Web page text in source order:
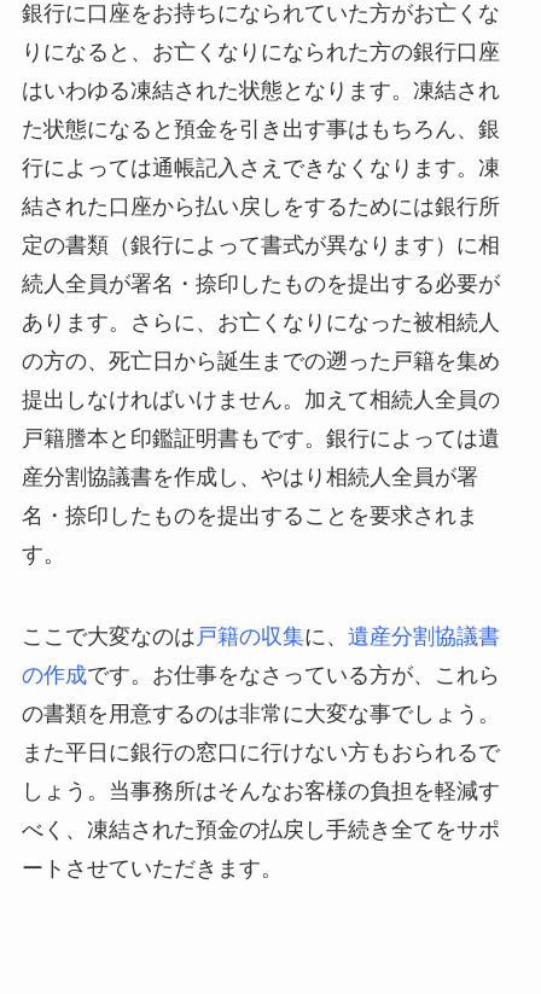
銀行に口座をお持ちになられていた方がお亡くな
りになると、お亡くなりになられた方の銀行口座
はいわゆる凍結された状態となります。凍結され
た状態になると預金を引き出す事はもちろん、銀
行によっては通帳記入さえできなくなります。凍
結された口座から払い戻しをするためには銀行所
定の書類（銀行によって書式が異なります）に相
続人全員が署名・捺印したものを提出する必要が
あります。さらに、お亡くなりになった被相続人
の方の、死亡日から誕生までの遡った戸籍を集め
提出しなければいけません。加えて相続人全員の
戸籍謄本と印鑑証明書もです。銀行によっては遺
産分割協議書を作成し、やはり相続人全員が署
名・捺印したものを提出することを要求されま
す。
ここで大変なのは 戸籍の収集に、 遺産分割協議書
の作成です。お仕事をなさっている方が、これら
の書類を用意するのは非常に大変な事でしょう。
また平日に銀行の窓口に行けない方もおられるで
しょう。当事務所はそんなお客様の負担を軽減す
べく、凍結された預金の払戻し手続き全てをサポ
ートさせていただきます。